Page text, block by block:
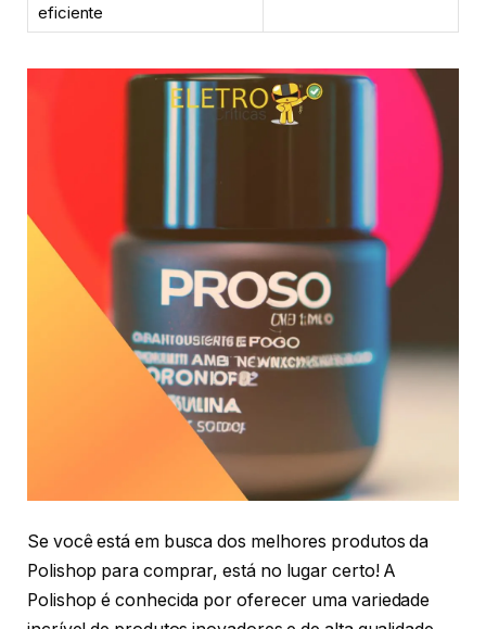
eficiente
Se você está em busca dos melhores produtos da
Polishop para comprar, está no lugar certo! A
Polishop é conhecida por oferecer uma variedade